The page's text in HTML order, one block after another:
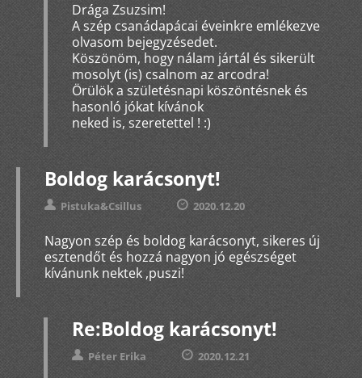
Drága Zsuzsim!
A szép csanádapácai éveinkre emlékezve
olvasom bejegyzésedet.
Köszönöm, hogy nálam jártál és sikerült
mosolyt (is) csalnom az arcodra!
Örülök a születésnapi köszöntésnek és
hasonló jókat kívánok
neked is, szeretettel ! :)
Boldog karácsonyt!
Pistuka&Csillus 2020.12.20
Nagyon szép és boldog karácsonyt, sikeres új
esztendőt és hozzá nagyon jó egészséget
kívánunk nektek ,puszi!
Re:Boldog karácsonyt!
Péter Erika 2020.12.21